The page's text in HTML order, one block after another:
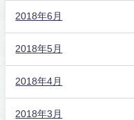
2018年6月
2018年5月
2018年4月
2018年3月